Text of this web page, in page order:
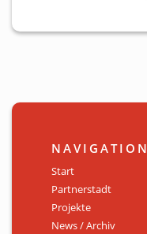
NAVIGATION
Start
Partnerstadt
Projekte
News / Archiv